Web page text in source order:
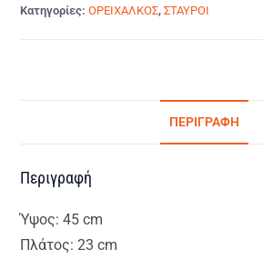
Κατηγορίες:ΟΡΕΙΧΑΛΚΟΣ,ΣΤΑΥΡΟΙ
ΠΕΡΙΓΡΑΦΉ
Περιγραφή
Ύψος: 45 cm
Πλάτος: 23 cm